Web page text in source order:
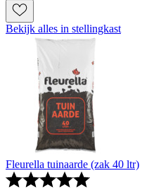
Bekijk alles in stellingkast
Fleurella tuinaarde (zak 40 ltr)